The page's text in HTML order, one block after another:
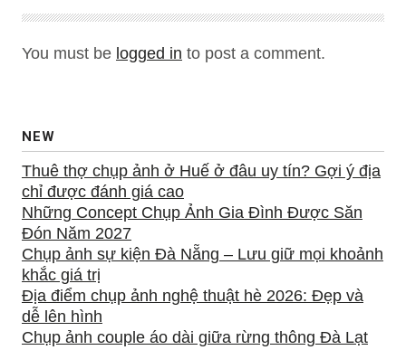
You must be logged in to post a comment.
NEW
Thuê thợ chụp ảnh ở Huế ở đâu uy tín? Gợi ý địa
chỉ được đánh giá cao
Những Concept Chụp Ảnh Gia Đình Được Săn
Đón Năm 2027
Chụp ảnh sự kiện Đà Nẵng – Lưu giữ mọi khoảnh
khắc giá trị
Địa điểm chụp ảnh nghệ thuật hè 2026: Đẹp và
dễ lên hình
Chụp ảnh couple áo dài giữa rừng thông Đà Lạt